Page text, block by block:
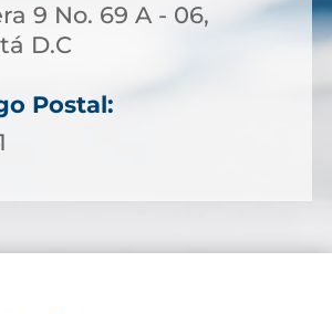
9 No. 69 A - 06,
D.C
Postal: